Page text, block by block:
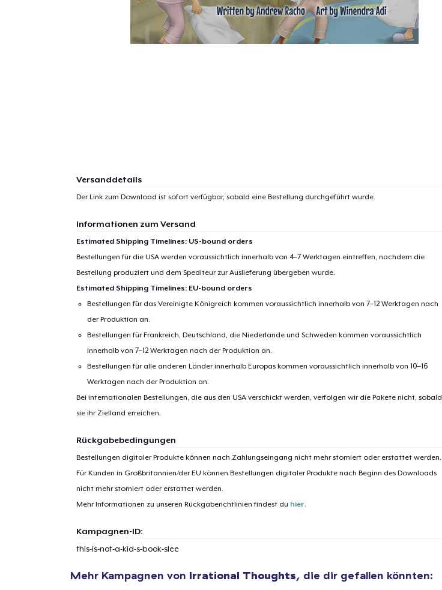
Versanddetails
Der Link zum Download ist sofort verfügbar, sobald eine Bestellung durchgeführt wurde.
Informationen zum Versand
Estimated Shipping Timelines: US-bound orders
Bestellungen für die USA werden voraussichtlich innerhalb von 4–7 Werktagen eintreffen, nachdem die
Bestellung produziert und dem Spediteur zur Auslieferung übergeben wurde.
Estimated Shipping Timelines: EU-bound orders
Bestellungen für das Vereinigte Königreich kommen voraussichtlich innerhalb von 7–12 Werktagen nach
der Produktion an.
Bestellungen für Frankreich, Deutschland, die Niederlande und Schweden kommen voraussichtlich
innerhalb von 7–12 Werktagen nach der Produktion an.
Bestellungen für alle anderen Länder innerhalb Europas kommen voraussichtlich innerhalb von 10–16
Werktagen nach der Produktion an.
Bei internationalen Bestellungen, die aus den USA verschickt werden, verfolgen wir die Pakete nicht, sobald
sie ihr Zielland erreichen.
Rückgabebedingungen
Bestellungen digitaler Produkte können nach Zahlungseingang nicht mehr storniert oder erstattet werden.
Für Kunden in Großbritannien/der EU können Bestellungen digitaler Produkte nach Beginn des Downloads
nicht mehr storniert oder erstattet werden.
Mehr Informationen zu unseren Rückgaberichtlinien findest du hier.
Kampagnen-ID:
this-is-not-a-kid-s-book-slee
Mehr Kampagnen von Irrational Thoughts, die dir gefallen könnten:
1Artikel wurde zum Einkaufswagen
Zur Kasse gehen